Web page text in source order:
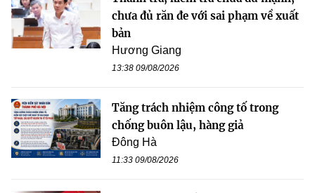
chưa đủ răn đe với sai phạm về xuất
bản
Hương Giang
13:38 09/08/2026
Tăng trách nhiệm công tố trong
chống buôn lậu, hàng giả
Đông Hà
11:33 09/08/2026